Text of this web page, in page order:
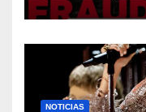
NOTICIAS